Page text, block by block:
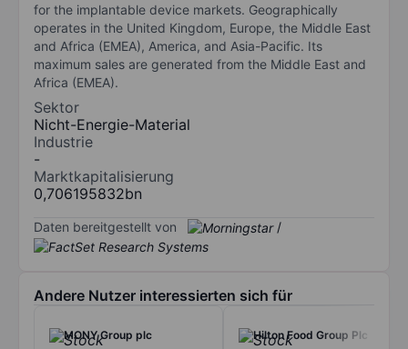
for the implantable device markets. Geographically
operates in the United Kingdom, Europe, the Middle East
and Africa (EMEA), America, and Asia-Pacific. Its
maximum sales are generated from the Middle East and
Africa (EMEA).
Sektor
Nicht-Energie-Material
Industrie
-
Marktkapitalisierung
0,706195832bn
Daten bereitgestellt von /
Andere Nutzer interessierten sich für
MONY Group plc Hilton Food Group Plc